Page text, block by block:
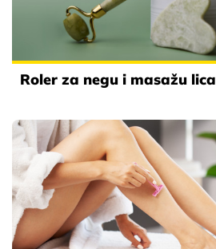
Roler za negu i masažu lica